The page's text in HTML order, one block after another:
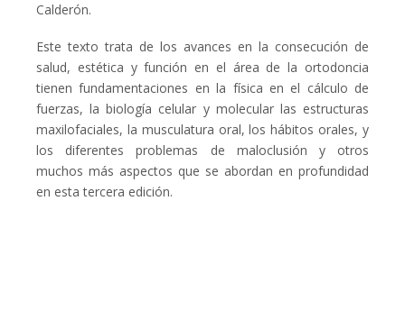
Calderón.
Este texto trata de los avances en la consecución de
salud, estética y función en el área de la ortodoncia
tienen fundamentaciones en la física en el cálculo de
fuerzas, la biología celular y molecular las estructuras
maxilofaciales, la musculatura oral, los hábitos orales, y
los diferentes problemas de maloclusión y otros
muchos más aspectos que se abordan en profundidad
en esta tercera edición.